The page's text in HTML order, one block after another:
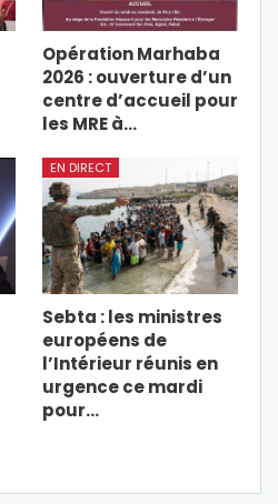
Opération Marhaba
2026 : ouverture d’un
centre d’accueil pour
les MRE à…
EN DIRECT
Sebta : les ministres
européens de
l’Intérieur réunis en
urgence ce mardi
pour…